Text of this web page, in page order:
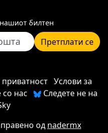
билтен
Претплати се
Услови за
со нас
Следете не на
од nadermx